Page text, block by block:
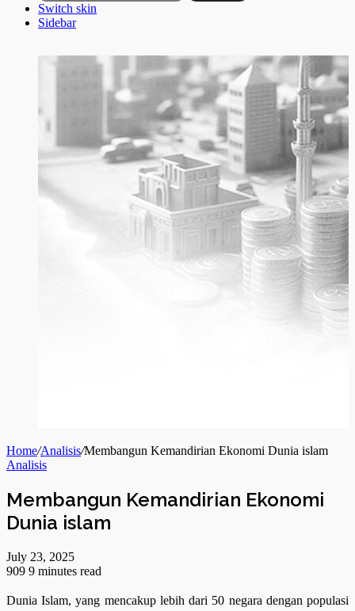
Switch skin
Sidebar
Home/Analisis/Membangun Kemandirian Ekonomi Dunia islam
Analisis
Membangun Kemandirian Ekonomi
Dunia islam
July 23, 2025
909 9 minutes read
Dunia Islam, yang mencakup lebih dari 50 negara dengan populasi